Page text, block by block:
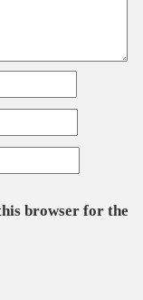
browser for the